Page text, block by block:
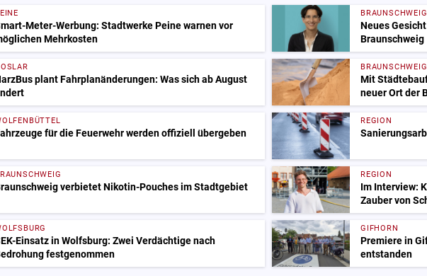
Meter-Werbung: Stadtwerke Peine warnen vor
Mehrkosten
BRAUNSCHWEIG
Neues
Braunschweig
plant Fahrplanänderungen: Was sich ab August
BRAUNSCHWEIG
Mit
neuer Ort der
für die Feuerwehr werden offiziell übergeben
REGION
verbietet Nikotin-Pouches im Stadtgebiet
REGION
Im Interview:
Zauber von
Einsatz in Wolfsburg: Zwei Verdächtige nach
festgenommen
GIFHORN
Premiere in
entstanden